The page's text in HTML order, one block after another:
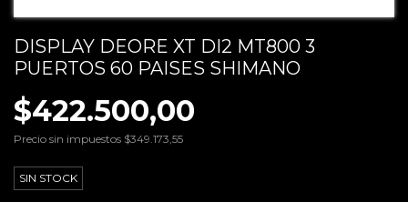
DISPLAY DEORE XT DI2 MT800 3
PUERTOS 60 PAISES SHIMANO
$422.500,00
Precio sin impuestos $349.173,55
SIN STOCK